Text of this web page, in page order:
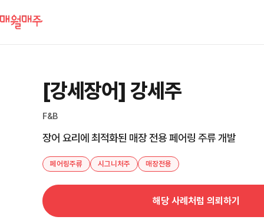
[강세장어] 강세주
F&B
장어 요리에 최적화된 매장 전용 페어링 주류 개발
페어링주류 시그니처주 매장전용
해당 사례처럼 의뢰하기